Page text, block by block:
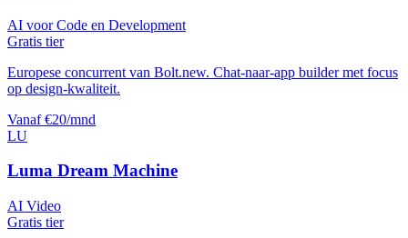
AI voor Code en Development
Gratis tier
Europese concurrent van Bolt.new. Chat-naar-app builder met focus
op design-kwaliteit.
Vanaf €20/mnd
LU
Luma Dream Machine
AI Video
Gratis tier